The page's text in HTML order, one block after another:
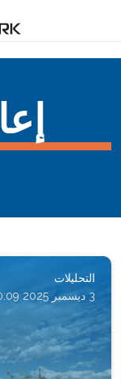
التحليلات
3 ديسمبر 2025 10:09